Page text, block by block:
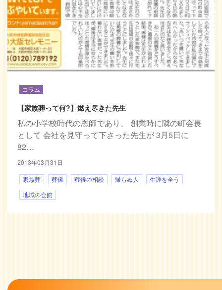
コラム
【家族葬って何?】燃え尽きた先生
私の小学校時代の恩師であり、 創業時に隣の町会長
として 会社を見守って下さった先生が 3月5日に
82…
2013年03月31日
家族葬
葬儀 葬儀の相談 帰らぬ人
生涯を全う
地域の会館